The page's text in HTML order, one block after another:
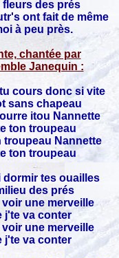
fleurs des prés
ont fait de même
à peu près.
chantée par
Janequin :
cours donc si vite
sans chapeau
itou Nannette
ton troupeau
troupeau Nannette
ton troupeau
dormir tes ouailles
des prés
voir une merveille
j'te va conter
voir une merveille
j'te va conter